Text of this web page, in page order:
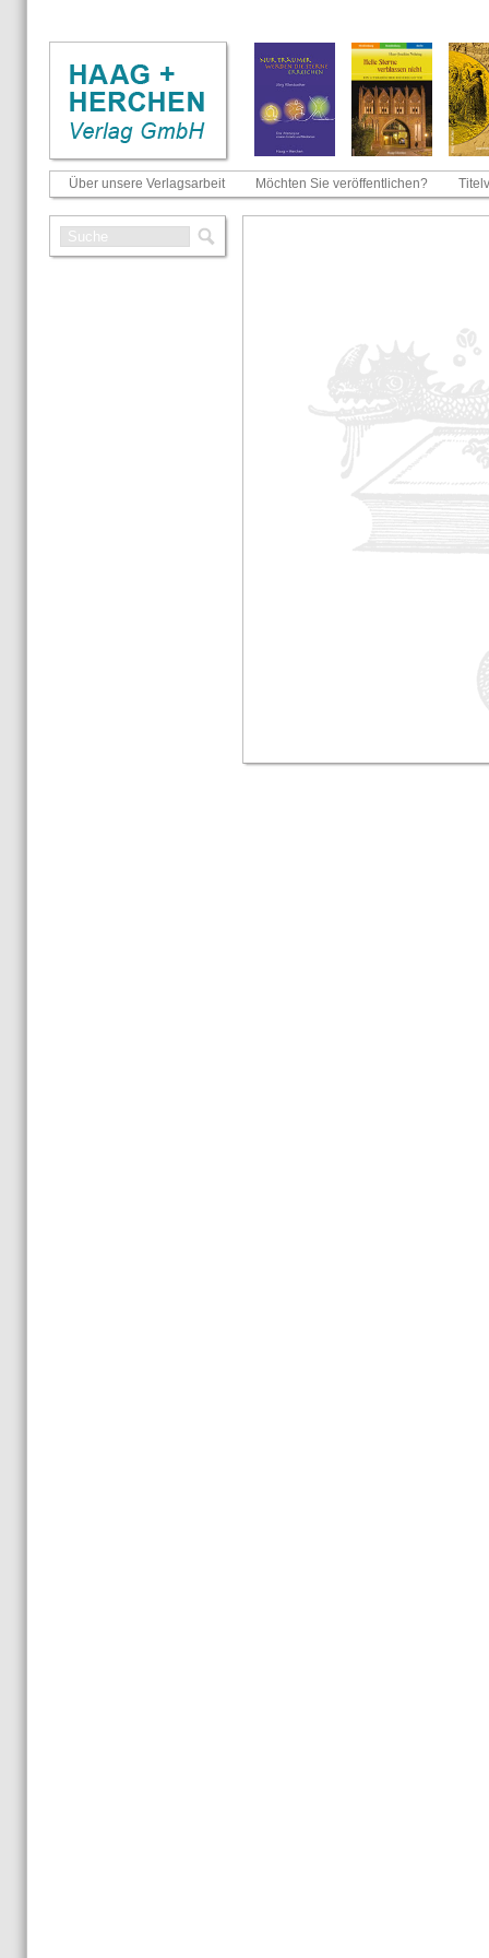
Über unsere Verlagsarbeit Möchten Sie veröffentlichen?